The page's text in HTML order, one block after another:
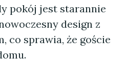
pokój jest starannie
design z
co sprawia, że goście